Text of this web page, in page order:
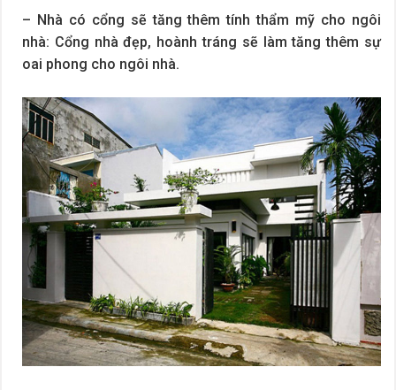
– Nhà có cổng sẽ tăng thêm tính thẩm mỹ cho ngôi
nhà: Cổng nhà đẹp, hoành tráng sẽ làm tăng thêm sự
oai phong cho ngôi nhà.